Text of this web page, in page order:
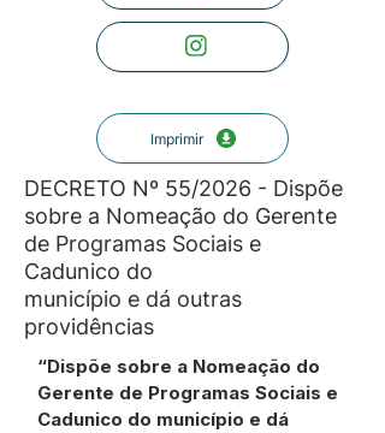
Imprimir
DECRETO Nº 55/2026 - Dispõe
sobre a Nomeação do Gerente
de Programas Sociais e
Cadunico do
município e dá outras
providências
“Dispõe sobre a Nomeação do
Gerente de Programas Sociais e
Cadunico do município e dá